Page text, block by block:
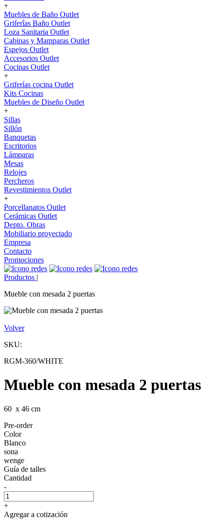
+
Muebles de Baño Outlet
Griferîas Baño Outlet
Loza Sanitaria Outlet
Cabinas y Mamparas Outlet
Espejos Outlet
Accesorios Outlet
Cocinas Outlet
+
Griferías cocina Outlet
Kits Cocinas
Muebles de Diseño Outlet
+
Sillas
Sillón
Banquetas
Escritorios
Lámparas
Mesas
Relojes
Percheros
Revestimientos Outlet
+
Porcellanatos Outlet
Cerámicas Outlet
Depto. Obras
Mobiliario proyectado
Empresa
Contacto
Promociones
Productos |
Mueble con mesada 2 puertas
Volver
SKU:
RGM-360/WHITE
Mueble con mesada 2 puertas
60 x 46 cm
Pre-order
Color
Blanco
sona
wenge
Guía de talles
Cantidad
-
+
Agregar a cotización